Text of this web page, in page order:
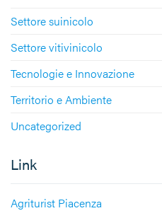
Settore suinicolo
Settore vitivinicolo
Tecnologie e Innovazione
Territorio e Ambiente
Uncategorized
Link
Agriturist Piacenza